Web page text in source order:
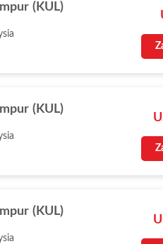
(KUL)
(KUL)
(KUL)